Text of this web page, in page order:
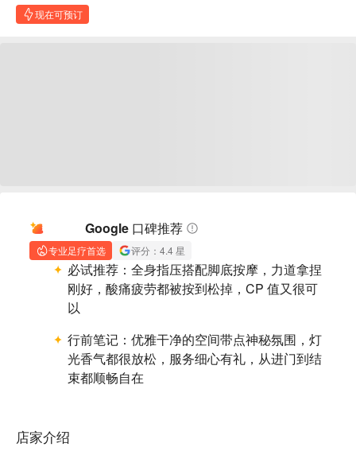
现在可预订
Google 口碑推荐
专业足疗首选 评分：4.4 星
必试推荐： 全身指压搭配脚底按摩，力道拿捏
刚好，酸痛疲劳都被按到松掉，CP 值又很可
以
行前笔记： 优雅干净的空间带点神秘氛围，灯
光香气都很放松，服务细心有礼，从进门到结
束都顺畅自在
店家介绍